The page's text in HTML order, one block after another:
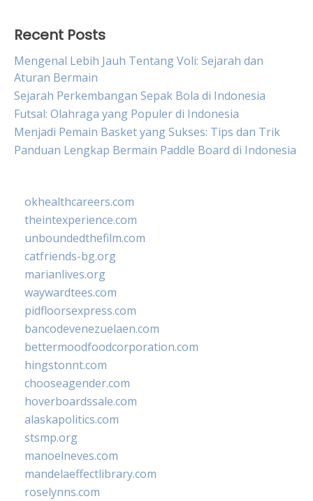
Recent Posts
Mengenal Lebih Jauh Tentang Voli: Sejarah dan
Aturan Bermain
Sejarah Perkembangan Sepak Bola di Indonesia
Futsal: Olahraga yang Populer di Indonesia
Menjadi Pemain Basket yang Sukses: Tips dan Trik
Panduan Lengkap Bermain Paddle Board di Indonesia
okhealthcareers.com
theintexperience.com
unboundedthefilm.com
catfriends-bg.org
marianlives.org
waywardtees.com
pidfloorsexpress.com
bancodevenezuelaen.com
bettermoodfoodcorporation.com
hingstonnt.com
chooseagender.com
hoverboardssale.com
alaskapolitics.com
stsmp.org
manoelneves.com
mandelaeffectlibrary.com
roselynns.com